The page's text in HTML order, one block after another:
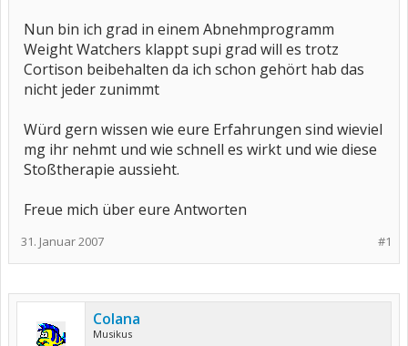
Nun bin ich grad in einem Abnehmprogramm
Weight Watchers klappt supi grad will es trotz
Cortison beibehalten da ich schon gehört hab das
nicht jeder zunimmt
Würd gern wissen wie eure Erfahrungen sind wieviel
mg ihr nehmt und wie schnell es wirkt und wie diese
Stoßtherapie aussieht.
Freue mich über eure Antworten
#1
31. Januar 2007
Colana
Musikus